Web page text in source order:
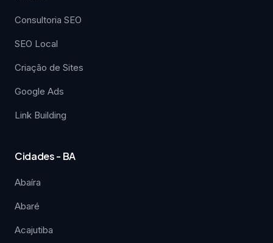
Consultoria SEO
SEO Local
Criação de Sites
Google Ads
Link Building
Cidades - BA
Abaíra
Abaré
Acajutiba